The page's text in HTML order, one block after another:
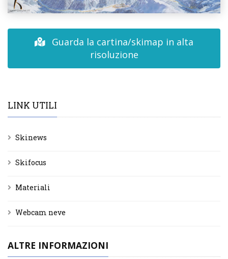
Guarda la cartina/skimap in alta
risoluzione
LINK UTILI
Skinews
Skifocus
Materiali
Webcam neve
ALTRE INFORMAZIONI